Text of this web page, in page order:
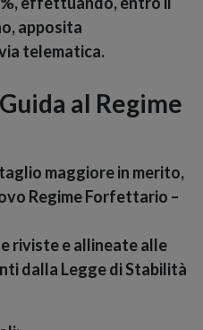
apposita
telematica.
al Regime
maggiore in merito,
Regime Forfettario –
riviste e allineate alle
dalla Legge di Stabilità